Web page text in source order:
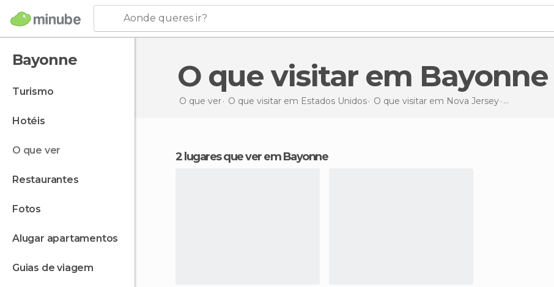
Aonde queres ir?
Bayonne
turismo
hotéis
o que ver
restaurantes
fotos
alugar apartamentos
guias de viagem
O que visitar em Bayonne
O que ver O que visitar em Estados Unidos O que visitar em Nova Jersey O que visitar
2 lugares que ver em Bayonne